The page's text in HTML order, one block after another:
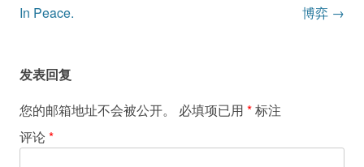
导
In Peace.
博弈 →
发表回复
您的邮箱地址不会被公开。
必填项已用 *标注
评论*